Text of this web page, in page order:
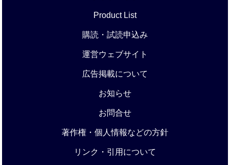
Product List
購読・試読申込み
運営ウェブサイト
広告掲載について
お知らせ
お問合せ
著作権・個人情報などの方針
リンク・引用について